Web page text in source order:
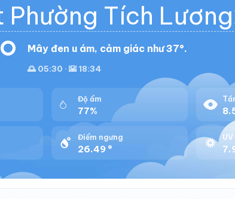
Tích Lương
Mây đen u ám, cảm giác như 37°.
🌅 05:30 · 🌇 18:34
Độ ẩm
77%
Điểm ngưng
26.49 °
UV